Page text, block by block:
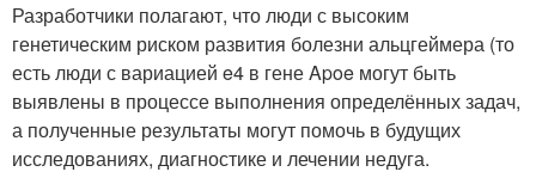
Разработчики полагают, что люди с высоким
генетическим риском развития болезни альцгеймера (то
есть люди с вариацией e4 в гене Apoe могут быть
выявлены в процессе выполнения определённых задач,
а полученные результаты могут помочь в будущих
исследованиях, диагностике и лечении недуга.